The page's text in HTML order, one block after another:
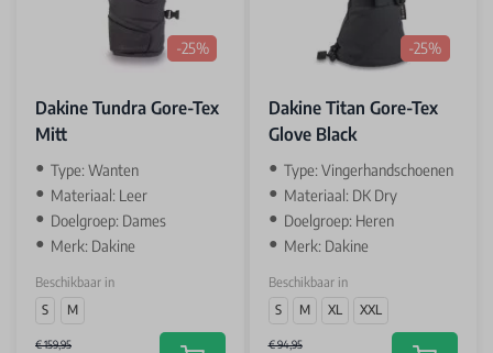
-25%
Dakine Tundra Gore-Tex
Mitt
Type: Wanten
Materiaal: Leer
Doelgroep: Dames
Merk: Dakine
Beschikbaar in
S
M
€ 159,95
-25%
Dakine Titan Gore-Tex
Glove Black
Type: Vingerhandschoenen
Materiaal: DK Dry
Doelgroep: Heren
Merk: Dakine
Beschikbaar in
S
M XL XXL
€ 94,95